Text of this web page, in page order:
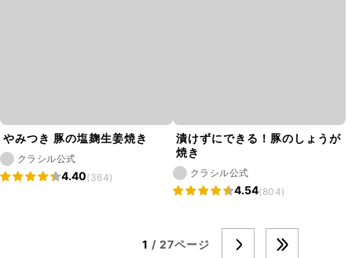
やみつき 豚の塩麹生姜焼き
クラシル公式
4.40(364)
漬けずにできる！豚のしょうが
焼き
クラシル公式
4.54(804)
1 / 27ページ